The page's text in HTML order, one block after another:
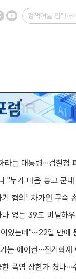
혐의' 차가원 구속